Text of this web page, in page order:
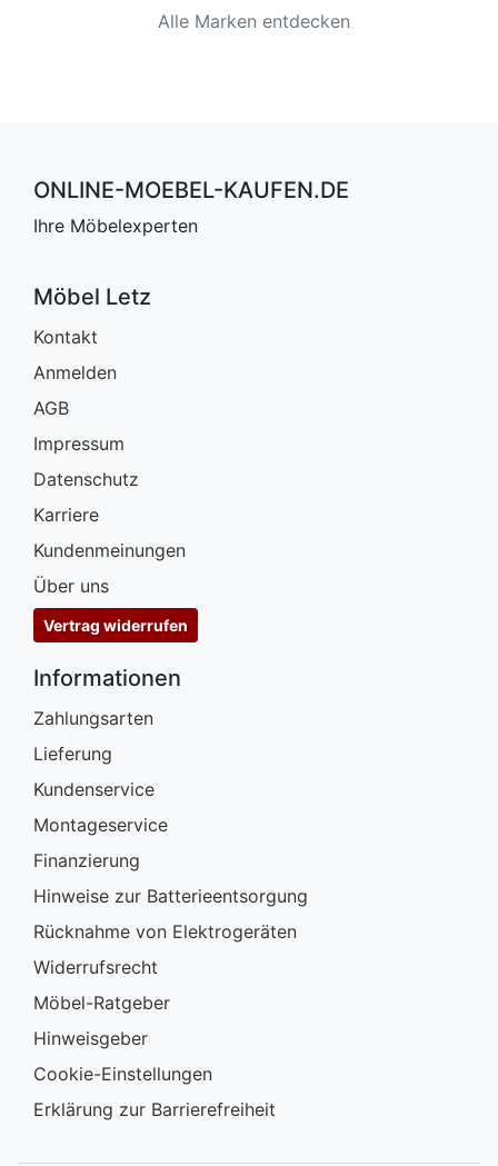
Alle Marken entdecken
ONLINE-MOEBEL-KAUFEN.DE
Ihre Möbelexperten
Möbel Letz
Kontakt
Anmelden
AGB
Impressum
Datenschutz
Karriere
Kundenmeinungen
Über uns
Vertrag widerrufen
Informationen
Zahlungsarten
Lieferung
Kundenservice
Montageservice
Finanzierung
Hinweise zur Batterieentsorgung
Rücknahme von Elektrogeräten
Widerrufsrecht
Möbel-Ratgeber
Hinweisgeber
Cookie-Einstellungen
Erklärung zur Barrierefreiheit